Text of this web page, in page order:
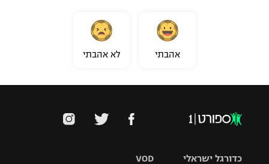
אהבתי לא אהבתי
VOD כדורגל ישראלי